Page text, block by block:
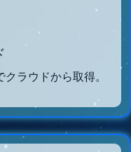
ラウドから取得。